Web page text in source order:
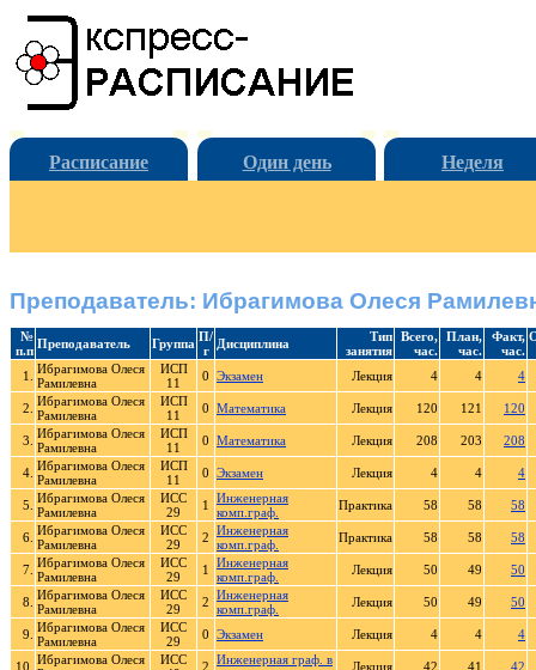
Расписание Один день Неделя
Преподаватель: Ибрагимова Олеся
№
п.п Преподаватель Группа П/
г
Дисциплина
Тип
занятия
Всего,
час.
План,
час.
Факт,
час.
1.
Ибрагимова Олеся
Рамилевна
ИСП
11
0 Экзамен Лекция 4 4 4
2. Ибрагимова Олеся
Рамилевна
ИСП
11
0 Математика Лекция 120 121 120
3. Ибрагимова Олеся
Рамилевна
ИСП
11
0 Математика Лекция 208 203 208
4. Ибрагимова Олеся
Рамилевна
ИСП
11
0 Экзамен Лекция 4 4 4
5. Ибрагимова Олеся
Рамилевна
ИСС
29
1
Инженерная
комп.граф.
Практика 58 58 58
6. Ибрагимова Олеся
Рамилевна
ИСС
29
2 Инженерная
комп.граф.
Практика 58 58 58
7. Ибрагимова Олеся
Рамилевна
ИСС
29
1
Инженерная
комп.граф.
Лекция 50 49 50
8. Ибрагимова Олеся
Рамилевна
ИСС
29
2 Инженерная
комп.граф.
Лекция 50 49 50
9. Ибрагимова Олеся
Рамилевна
ИСС
29
0 Экзамен Лекция 4 4 4
10. Ибрагимова Олеся
ИСС
2 Инженерная граф. в
Лекция 42 41 42